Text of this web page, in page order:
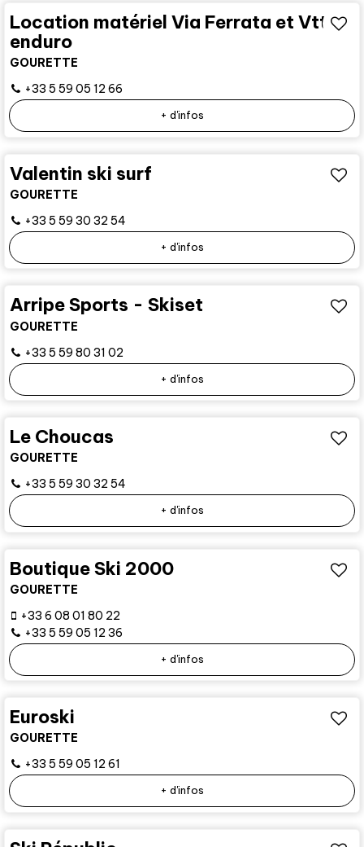
Location matériel Via Ferrata et Vtt
enduro
GOURETTE
+33 5 59 05 12 66
+ d'infos
Valentin ski surf
GOURETTE
+33 5 59 30 32 54
+ d'infos
Arripe Sports - Skiset
GOURETTE
+33 5 59 80 31 02
+ d'infos
Le Choucas
GOURETTE
+33 5 59 30 32 54
+ d'infos
Boutique Ski 2000
GOURETTE
+33 6 08 01 80 22
+33 5 59 05 12 36
+ d'infos
Euroski
GOURETTE
+33 5 59 05 12 61
+ d'infos